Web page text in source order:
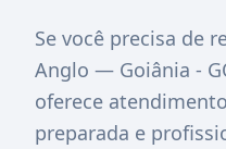
Se você precisa de
Anglo — Goiânia -
oferece
preparada e